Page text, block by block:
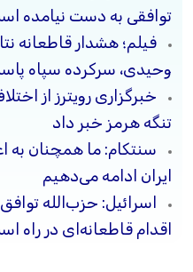
توافقی به دست نیامده
فیلم؛ هشدار قاطعانه
وحیدی، سرکرده سپاه
خبرگزاری رویترز از
تنگه هرمز خبر داد
سنتکام: ما همچنان به
ایران ادامه می‌دهیم
اسرائیل: حزب‌الله
اقدام قاطعانه‌ای در راه